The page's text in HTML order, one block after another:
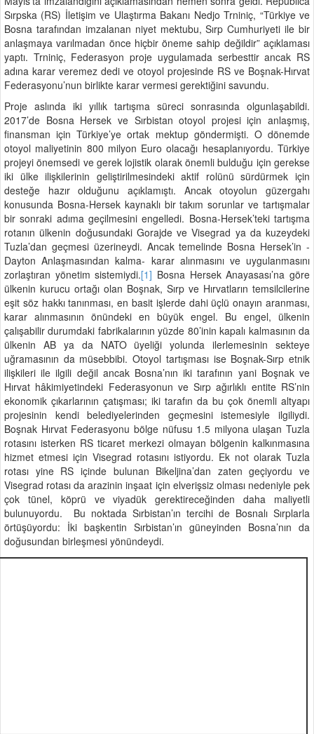
Sırpska (RS) İletişim ve Ulaştırma Bakanı Nedjo Trniniç, “Türkiye ve
Bosna tarafından imzalanan niyet mektubu, Sırp Cumhuriyeti ile bir
anlaşmaya varılmadan önce hiçbir öneme sahip değildir” açıklaması
yaptı. Trniniç, Federasyon proje uygulamada serbesttir ancak RS
adına karar veremez dedi ve otoyol projesinde RS ve Boşnak-Hırvat
Federasyonu’nun birlikte karar vermesi gerektiğini savundu.
Proje aslında iki yıllık tartışma süreci sonrasında olgunlaşabildi.
2017’de Bosna Hersek ve Sırbistan otoyol projesi için anlaşmış,
finansman için Türkiye’ye ortak mektup göndermişti. O dönemde
otoyol maliyetinin 800 milyon Euro olacağı hesaplanıyordu. Türkiye
projeyi önemsedi ve gerek lojistik olarak önemli bulduğu için gerekse
iki ülke ilişkilerinin geliştirilmesindeki aktif rolünü sürdürmek için
desteğe hazır olduğunu açıklamıştı. Ancak otoyolun güzergahı
konusunda Bosna-Hersek kaynaklı bir takım sorunlar ve tartışmalar
bir sonraki adıma geçilmesini engelledi. Bosna-Hersek’teki tartışma
rotanın ülkenin doğusundaki Gorajde ve Visegrad ya da kuzeydeki
Tuzla’dan geçmesi üzerineydi. Ancak temelinde Bosna Hersek’in -
Dayton Anlaşmasından kalma- karar alınmasını ve uygulanmasını
zorlaştıran yönetim sistemiydi.[1] Bosna Hersek Anayasası’na göre
ülkenin kurucu ortağı olan Boşnak, Sırp ve Hırvatların temsilcilerine
eşit söz hakkı tanınması, en basit işlerde dahi üçlü onayın aranması,
karar alınmasının önündeki en büyük engel. Bu engel, ülkenin
çalışabilir durumdaki fabrikalarının yüzde 80’inin kapalı kalmasının da
ülkenin AB ya da NATO üyeliği yolunda ilerlemesinin sekteye
uğramasının da müsebbibi. Otoyol tartışması ise Boşnak-Sırp etnik
ilişkileri ile ilgili değil ancak Bosna’nın iki tarafının yani Boşnak ve
Hırvat hâkimiyetindeki Federasyonun ve Sırp ağırlıklı entite RS’nin
ekonomik çıkarlarının çatışması; iki tarafın da bu çok önemli altyapı
projesinin kendi belediyelerinden geçmesini istemesiyle ilgiliydi.
Boşnak Hırvat Federasyonu bölge nüfusu 1.5 milyona ulaşan Tuzla
rotasını isterken RS ticaret merkezi olmayan bölgenin kalkınmasına
hizmet etmesi için Visegrad rotasını istiyordu. Ek not olarak Tuzla
rotası yine RS içinde bulunan Bikeljina’dan zaten geçiyordu ve
Visegrad rotası da arazinin inşaat için elverişsiz olması nedeniyle pek
çok tünel, köprü ve viyadük gerektireceğinden daha maliyetli
bulunuyordu. Bu noktada Sırbistan’ın tercihi de Bosnalı Sırplarla
örtüşüyordu: İki başkentin Sırbistan’ın güneyinden Bosna’nın da
doğusundan birleşmesi yönündeydi.